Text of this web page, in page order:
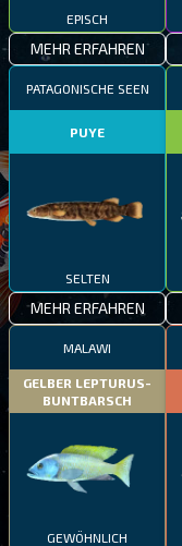
EPISCH
MEHR ERFAHREN
PATAGONISCHE SEEN
PUYE
SELTEN
MEHR ERFAHREN
MALAWI
GELBER LEPTURUS-
BUNTBARSCH
GEWÖHNLICH